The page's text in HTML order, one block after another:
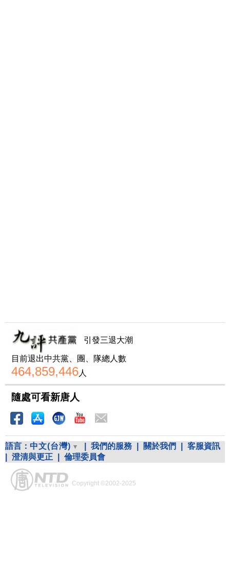
引發三退大潮
目前退出中共黨、團、隊總人數
464,859,446人
隨處可看新唐人
語言： 中文(台灣) 我們的服務 關於我們
客服資訊
澄清與更正 倫理委員會
Copyright ©2002-2025